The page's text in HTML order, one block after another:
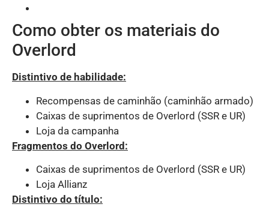
Como obter os materiais do
Overlord
Distintivo de habilidade:
Recompensas de caminhão (caminhão armado)
Caixas de suprimentos de Overlord (SSR e UR)
Loja da campanha
Fragmentos do Overlord:
Caixas de suprimentos de Overlord (SSR e UR)
Loja Allianz
Distintivo do título: